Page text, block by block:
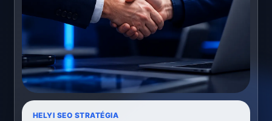
HELYI SEO STRATÉGIA